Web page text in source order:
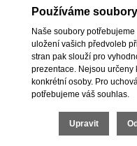
Používáme
Naše soubory
uložení vašich předvoleb
stran pak slouží pro
prezentace. Nejsou
konkrétní osoby. Pro
potřebujeme váš souhlas.
Upravit